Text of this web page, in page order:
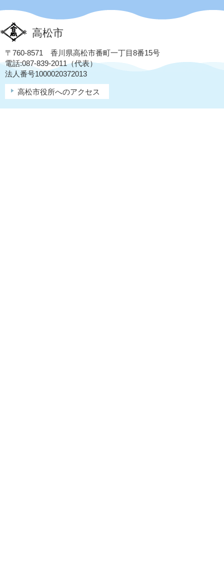
高松市
〒760-8571 香川県高松市番町一丁目8番15号
電話:087-839-2011（代表）
法人番号1000020372013
高松市役所へのアクセス